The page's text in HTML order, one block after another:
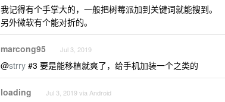
我记得有个手掌大的，一般把树莓派加到关键词就能搜到。
另外微软有个能对折的。
marcong95 Jul 3, 2019
@strry #3 要是能移植就爽了，给手机加装一个之类的
loading Jul 3, 2019 via Android